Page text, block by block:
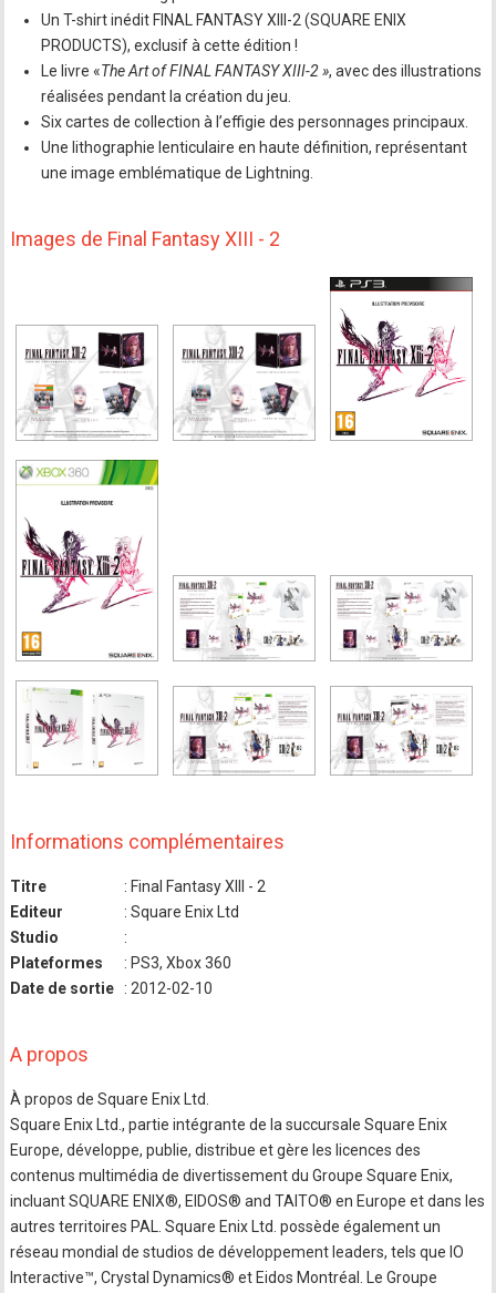
Un T-shirt inédit FINAL FANTASY XIII-2 (SQUARE ENIX
PRODUCTS), exclusif à cette édition !
Le livre «The Art of FINAL FANTASY XIII-2 », avec des illustrations
réalisées pendant la création du jeu.
Six cartes de collection à l’effigie des personnages principaux.
Une lithographie lenticulaire en haute définition, représentant
une image emblématique de Lightning.
Images de Final Fantasy XIII - 2
Informations complémentaires
Titre
: Final Fantasy XIII - 2
Editeur
: Square Enix Ltd
Studio
:
Plateformes
: PS3, Xbox 360
Date de sortie
: 2012-02-10
A propos
À propos de Square Enix Ltd.
Square Enix Ltd., partie intégrante de la succursale Square Enix
Europe, développe, publie, distribue et gère les licences des
contenus multimédia de divertissement du Groupe Square Enix,
incluant SQUARE ENIX®, EIDOS® and TAITO® en Europe et dans les
autres territoires PAL. Square Enix Ltd. possède également un
réseau mondial de studios de développement leaders, tels que IO
Interactive™, Crystal Dynamics® et Eidos Montréal. Le Groupe